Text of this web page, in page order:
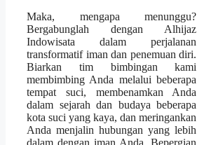
Maka, mengapa menunggu?
Bergabunglah dengan Alhijaz
Indowisata dalam perjalanan
transformatif iman dan penemuan diri.
Biarkan tim bimbingan kami
membimbing Anda melalui beberapa
tempat suci, membenamkan Anda
dalam sejarah dan budaya beberapa
kota suci yang kaya, dan meringankan
Anda menjalin hubungan yang lebih
dalam dengan iman Anda. Bepergian